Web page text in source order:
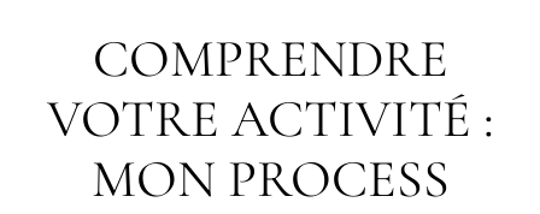
COMPRENDRE
VOTRE ACTIVITÉ :
MON PROCESS